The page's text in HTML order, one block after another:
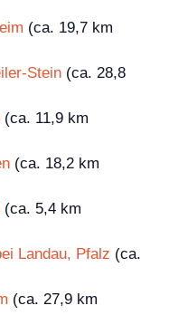
(ca. 19,7 km
Stein (ca. 28,8
(ca. 11,9 km
(ca. 18,2 km
(ca. 5,4 km
Landau, Pfalz (ca.
(ca. 27,9 km